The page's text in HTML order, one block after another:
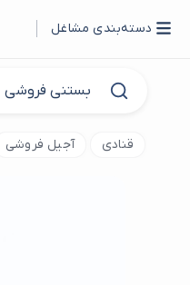
دسته‌بندی مشاغل
قنادی آجیل فروشی